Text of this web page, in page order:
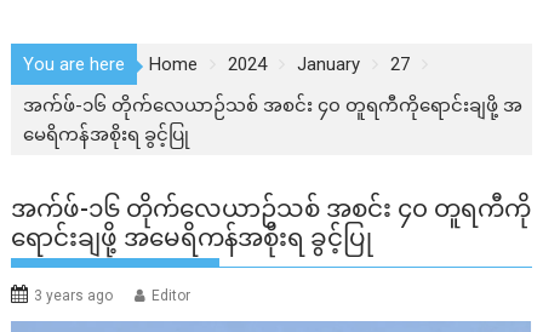
You are here Home 2024 January
27
အက်ဖ်-၁၆ တိုက်လေယာဉ်သစ် အစင်း ၄၀ တူရကီကိုရောင်းချဖို့ အ
မေရိကန်အစိုးရ ခွင့်ပြု
အက်ဖ်-၁၆ တိုက်လေယာဉ်သစ် အစင်း ၄၀ တူရကီကို
ရောင်းချဖို့ အမေရိကန်အစိုးရ ခွင့်ပြု
3 years ago Editor